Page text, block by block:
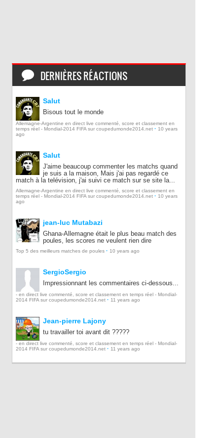
DERNIÈRES RÉACTIONS
Salut
Bisous tout le monde
Allemagne-Argentine en direct live commenté, score et classement en
temps réel - Mondial-2014 FIFA sur coupedumonde2014.net · 10 years
ago
Salut
J'aime beaucoup commenter les matchs quand
je suis a la maison, Mais j'ai pas regardé ce
match à la telévision, j'ai suivi ce match sur se site la...
Allemagne-Argentine en direct live commenté, score et classement en
temps réel - Mondial-2014 FIFA sur coupedumonde2014.net · 10 years
ago
jean-luc Mutabazi
Ghana-Allemagne était le plus beau match des
poules, les scores ne veulent rien dire
Top 5 des meilleurs matches de poules · 10 years ago
SergioSergio
Impressionnant les commentaires ci-dessous...
- en direct live commenté, score et classement en temps réel - Mondial-
2014 FIFA sur coupedumonde2014.net · 11 years ago
Jean-pierre Lajony
tu travailler toi avant dit ?????
- en direct live commenté, score et classement en temps réel - Mondial-
2014 FIFA sur coupedumonde2014.net · 11 years ago